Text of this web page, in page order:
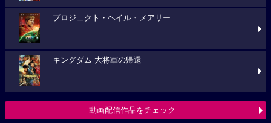
プロジェクト・ヘイル・メアリー
キングダム 大将軍の帰還
動画配信作品をチェック